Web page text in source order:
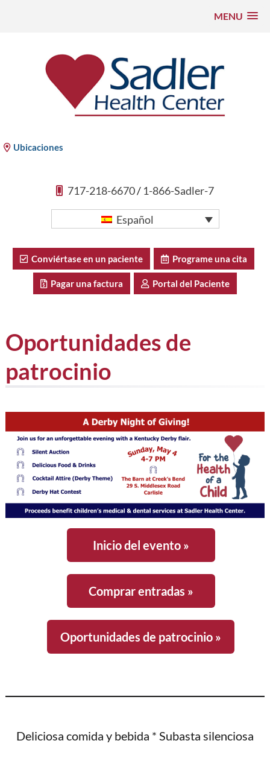
MENU
Ubicaciones
717-218-6670/ 1-866-Sadler-7
Español
Conviértase en un paciente Programe una cita
Pagar una factura Portal del Paciente
Oportunidades de
patrocinio
Inicio del evento »
Comprar entradas »
Oportunidades de patrocinio »
Deliciosa comida y bebida * Subasta silenciosa